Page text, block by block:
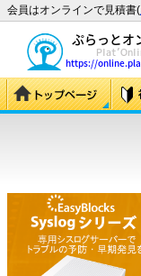
会員はオンラインで見積書(